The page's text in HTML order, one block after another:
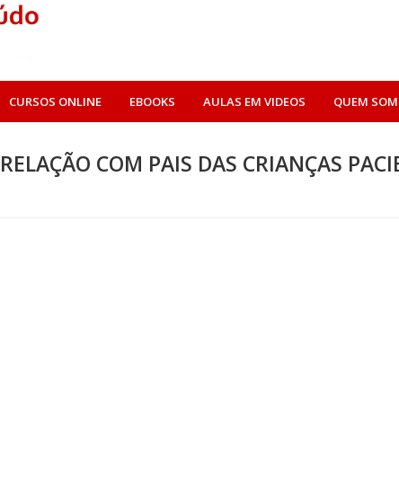
CURSOS ONLINE EBOOKS AULAS EM VIDEOS QUEM
COM PAIS DAS CRIANÇAS